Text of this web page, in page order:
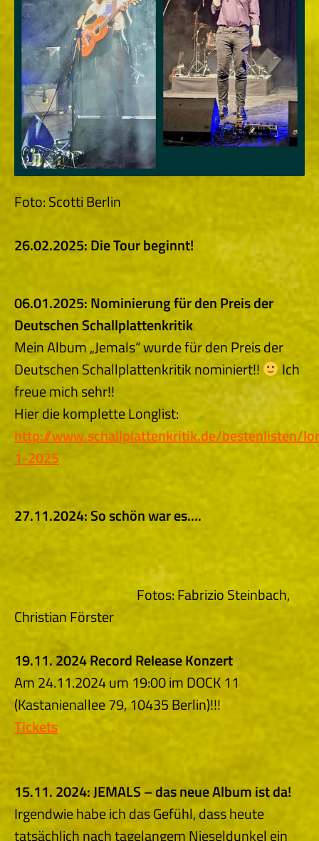
Foto: Scotti Berlin
26.02.2025: Die Tour beginnt!
06.01.2025: Nominierung für den Preis der
DeutschenSchallplattenkritik
Mein Album „Jemals“ wurde für den Preis der
Deutschen Schallplattenkritik nominiert!!
Ich
freue mich sehr!!
Hier die komplette Longlist:
http://www.schallplattenkritik.de/bestenlisten/
1-2025
27.11.2024: So schön war es….
Fotos: Fabrizio Steinbach,
Christian Förster
19.11. 2024 Record Release Konzert
Am 24.11.2024 um 19:00 im DOCK 11
(Kastanienallee 79, 10435 Berlin)!!!
Tickets
15.11. 2024: JEMALS – das neue Album ist da!
Irgendwie habe ich das Gefühl, dass heute
tatsächlich nach tagelangem Nieseldunkel ein